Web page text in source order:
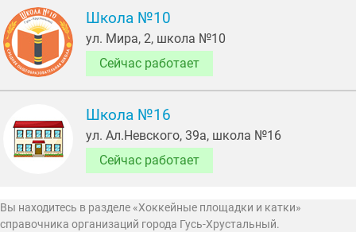
Школа №10
ул. Мира, 2, школа №10
Сейчас работает
Школа №16
ул. Ал.Невского, 39а, школа №16
Сейчас работает
Вы находитесь в разделе «Хоккейные площадки и катки»
справочника организаций города Гусь-Хрустальный.